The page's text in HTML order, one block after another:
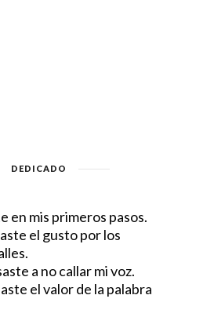
DEDICADO
en mis primeros pasos.
el gusto por los
a no callar mi voz.
el valor de la palabra